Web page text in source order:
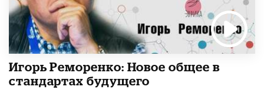
Игорь Реморенко: Новое общее в
стандартах будущего